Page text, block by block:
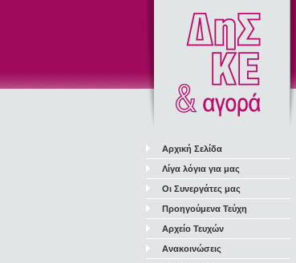
Αρχική Σελίδα
Λίγα λόγια για μας
Οι Συνεργάτες μας
Προηγούμενα Τεύχη
Αρχείο Τευχών
Ανακοινώσεις